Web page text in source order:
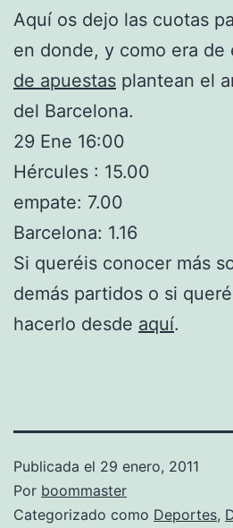
Aquí os dejo las cuotas
en donde, y como era de
de apuestas plantean el
del Barcelona.
29 Ene 16:00
Hércules : 15.00
empate: 7.00
Barcelona: 1.16
Si queréis conocer más
demás partidos o si
hacerlo desde aquí.
Publicada el 29 enero, 2011
Por boommaster
Categorizado como Deportes,